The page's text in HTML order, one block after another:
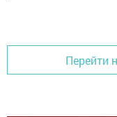
Перейти